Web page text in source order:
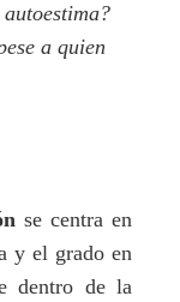
a quien
se centra en
y el grado en
dentro de la